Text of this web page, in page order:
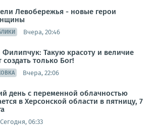
Левобережья - новые герои
Вчера, 20:46
Филипчук: Такую красоту и величие
только Бог!
Вчера, 22:06
день с переменной облачностью
в Херсонской области в пятницу, 7
Сегодня, 06:33